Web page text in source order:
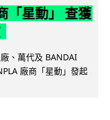
「星動」 查獲
、萬代及 BANDAI
廠商「星動」發起